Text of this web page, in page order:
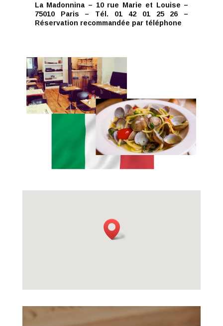
La Madonnina – 10 rue Marie et Louise –
75010 Paris – Tél. 01 42 01 25 26 –
Réservation recommandée par téléphone